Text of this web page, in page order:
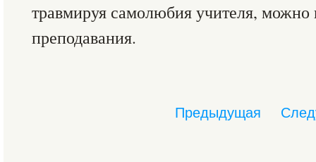
травмируя самолюбия учителя, можно
преподавания.
Предыдущая